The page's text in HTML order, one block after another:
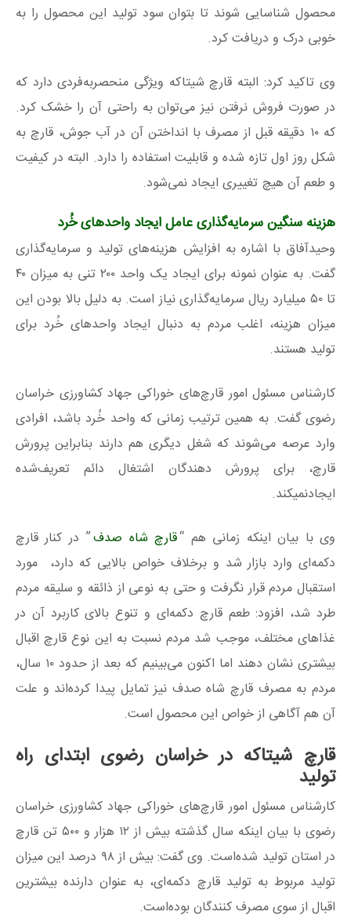
محصول شناسایی شوند تا بتوان سود تولید این محصول را به
خوبی درک و دریافت کرد.
وی تاکید کرد: البته قارچ شیتاکه ویژگی منحصربه‌فردی دارد که
در صورت فروش نرفتن نیز می‌توان به راحتی آن را خشک کرد.
که ۱۰ دقیقه قبل از مصرف با انداختن آن در آب جوش، قارچ به
شکل روز اول تازه شده و قابلیت استفاده را دارد. البته در کیفیت
و طعم آن هیچ تغییری ایجاد نمی‌شود.
هزینه سنگین سرمایه‌گذاری عامل ایجاد واحدهای خُرد
وحیدآفاق با اشاره به افزایش هزینه‌های تولید و سرمایه‌گذاری
گفت. به عنوان نمونه برای ایجاد یک واحد ۲۰۰ تنی به میزان ۴۰
تا ۵۰ میلیارد ریال سرمایه‌گذاری نیاز است. به دلیل بالا بودن این
میزان هزینه، اغلب مردم به دنبال ایجاد واحدهای خُرد برای
تولید هستند.
کارشناس مسئول امور قارچ‌های خوراکی جهاد کشاورزی خراسان
رضوی گفت. به همین ترتیب زمانی که واحد خُرد باشد، افرادی
وارد عرصه می‌شوند که شغل دیگری هم دارند بنابراین پرورش
قارچ، برای پرورش دهندگان اشتغال دائم تعریف‌شده
ایجادنمیکند.
وی با بیان اینکه زمانی هم “قارچ شاه صدف” در کنار قارچ
دکمه‌ای وارد بازار شد و برخلاف خواص بالایی که دارد، مورد
استقبال مردم قرار نگرفت و حتی به نوعی از ذائقه و سلیقه مردم
طرد شد، افزود: طعم قارچ دکمه‌ای و تنوع بالای کاربرد آن در
غذاهای مختلف، موجب شد مردم نسبت به این نوع قارچ اقبال
بیشتری نشان دهند اما اکنون می‌بینیم که بعد از حدود ۱۰ سال،
مردم به مصرف قارچ شاه صدف نیز تمایل پیدا کرده‌اند و علت
آن هم آگاهی از خواص این محصول است.
قارچ شیتاکه در خراسان رضوی ابتدای راه
تولید
کارشناس مسئول امور قارچ‌های خوراکی جهاد کشاورزی خراسان
رضوی با بیان اینکه سال گذشته بیش از ۱۲ هزار و ۵۰۰ تن قارچ
در استان تولید شده‌است. وی گفت: بیش از ۹۸ درصد این میزان
تولید مربوط به تولید قارچ دکمه‌ای، به عنوان دارنده بیشترین
اقبال از سوی مصرف کنندگان بوده‌است.